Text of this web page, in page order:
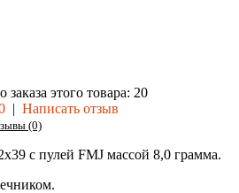
этого товара: 20
| Написать отзыв
(0)
с пулей FMJ массой 8,0 грамма.